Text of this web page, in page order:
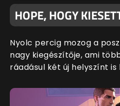
HOPE, HOGY
Nyolc percig mozog a
nagy kiegészítője, ami
ráadásul két új helyszínt